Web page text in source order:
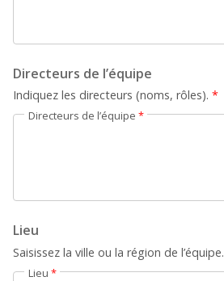
Directeurs de l’équipe
Indiquez les directeurs (noms, rôles). *
Directeurs de l’équipe *
Lieu
Saisissez la ville ou la région de l’équipe.
Lieu *